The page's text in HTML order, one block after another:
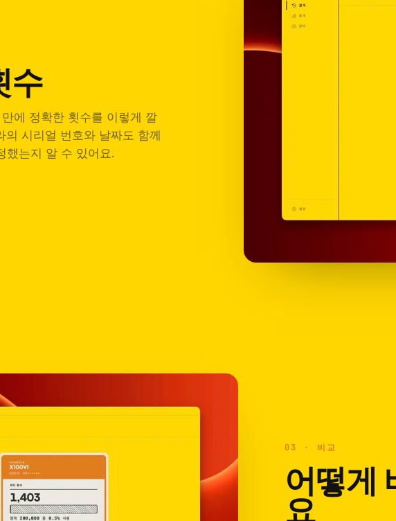
수
에 정확한 횟수를 이렇게 깔
시리얼 번호와 날짜도 함께
했는지 알 수 있어요.
03 · 비교
어떻게
요